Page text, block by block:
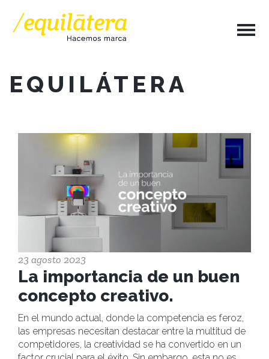
EQUILÁTERA
23 agosto 2023
La importancia de un buen
concepto creativo.
En el mundo actual, donde la competencia es feroz,
las empresas necesitan destacar entre la multitud de
competidores, la creatividad se ha convertido en un